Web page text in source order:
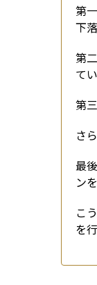
第
下
第
て
第
さ
最
ン
こ
を